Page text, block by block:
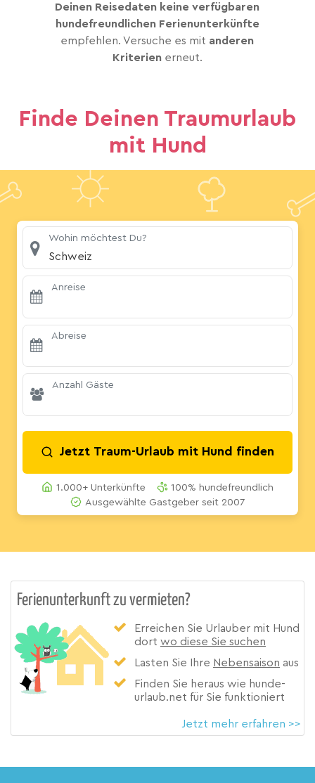
Deinen Reisedaten keine verfügbaren
hundefreundlichen Ferienunterkünfte
empfehlen. Versuche es mit anderen
Kriterienerneut.
Finde Deinen Traumurlaub
mit Hund
Wohin möchtest Du?
Schweiz
Anreise
Abreise
Anzahl Gäste
Jetzt Traum-Urlaub mit Hund finden
1.000+ Unterkünfte
100% hundefreundlich
Ausgewählte Gastgeber seit 2007
Ferienunterkunft zu vermieten?
Erreichen Sie Urlauber mit Hund
dort wo diese Sie suchen
Lasten Sie Ihre Nebensaison aus
Finden Sie heraus wie hunde-
urlaub.net für Sie funktioniert
Jetzt mehr erfahren >>